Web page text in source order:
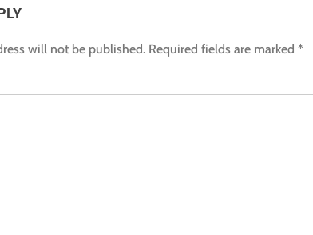
will not be published. Required fields are marked *